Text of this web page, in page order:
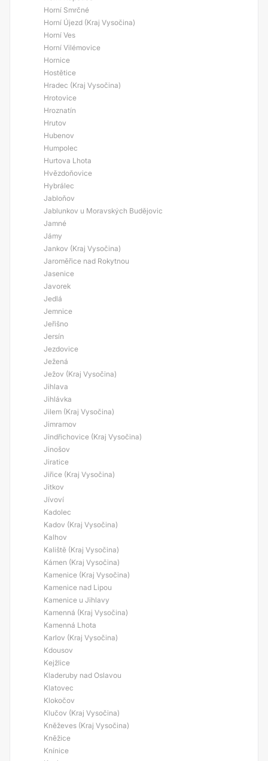
Horní Smrčné
Horní Újezd (Kraj Vysočina)
Horní Ves
Horní Vilémovice
Hornice
Hostětice
Hradec (Kraj Vysočina)
Hrotovice
Hroznatín
Hrutov
Hubenov
Humpolec
Hurtova Lhota
Hvězdoňovice
Hybrálec
Jabloňov
Jablunkov u Moravských Budějovic
Jamné
Jámy
Jankov (Kraj Vysočina)
Jaroměřice nad Rokytnou
Jasenice
Javorek
Jedlá
Jemnice
Jeřišno
Jersín
Jezdovice
Ježená
Ježov (Kraj Vysočina)
Jihlava
Jihlávka
Jilem (Kraj Vysočina)
Jimramov
Jindřichovice (Kraj Vysočina)
Jinošov
Jiratice
Jiřice (Kraj Vysočina)
Jitkov
Jívoví
Kadolec
Kadov (Kraj Vysočina)
Kalhov
Kaliště (Kraj Vysočina)
Kámen (Kraj Vysočina)
Kamenice (Kraj Vysočina)
Kamenice nad Lipou
Kamenice u Jihlavy
Kamenná (Kraj Vysočina)
Kamenná Lhota
Karlov (Kraj Vysočina)
Kdousov
Kejžlice
Kladeruby nad Oslavou
Klatovec
Klokočov
Klučov (Kraj Vysočina)
Kněževes (Kraj Vysočina)
Kněžice
Knínice